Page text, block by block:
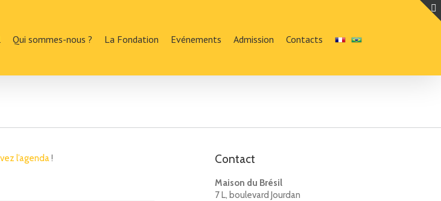
Qui sommes-nous ? La Fondation Evénements Admission Contacts
l’agenda! Contact
Maison du Brésil
7 L, boulevard Jourdan